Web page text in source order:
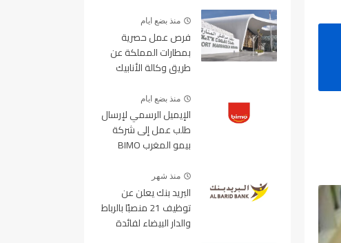
منذ بضع ايام
فرص عمل حصرية
بمطارات المملكة عن
طريق وكالة الأنابيك
منذ بضع ايام
الإيميل الرسمي لإرسال
طلب عمل إلى شركة
بيمو المغرب BIMO
منذ شهر
البريد بنك يعلن عن
توظيف 21 منصبًا بالرباط
والدار البيضاء لفائدة